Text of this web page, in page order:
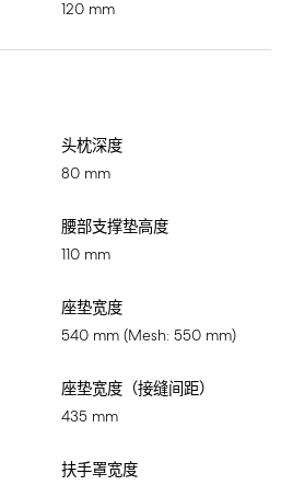
120 mm
头枕深度
80 mm
腰部支撑垫高度
110 mm
座垫宽度
540 mm (Mesh: 550 mm)
座垫宽度（接缝间距）
435 mm
扶手罩宽度